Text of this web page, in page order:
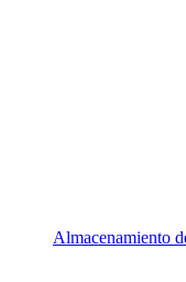
Almacenamiento